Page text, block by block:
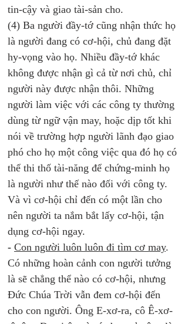
tin-cậy và giao tài-sản cho.
(4) Ba người đầy-tớ cũng nhận thức họ
là người đang có cơ-hội, chủ đang đặt
hy-vọng vào họ. Nhiều đầy-tớ khác
không được nhận gì cả từ nơi chủ, chỉ
người này được nhận thôi. Những
người làm việc với các công ty thường
dùng từ ngữ vận may, hoặc dịp tốt khi
nói về trường hợp người lãnh đạo giao
phó cho họ một công việc qua đó họ có
thể thi thố tài-năng để chứng-minh họ
là người như thế nào đối với công ty.
Và vì cơ-hội chỉ đến có một lần cho
nên người ta nắm bắt lấy cơ-hội, tận
dụng cơ-hội ngay.
- Con người luôn luôn đi tìm cơ may.
Có những hoàn cảnh con người tưởng
là sẽ chẳng thể nào có cơ-hội, nhưng
Đức Chúa Trời vẫn đem cơ-hội đến
cho con người. Ông E-xơ-ra, cô Ê-xơ-